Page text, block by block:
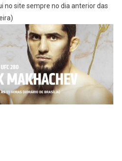
no site sempre no dia anterior das